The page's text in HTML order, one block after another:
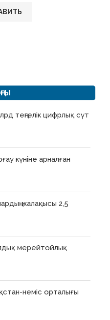
теңгелік цифрлық сүт
күніне арналған
жалақысы 2,5
мерейтойлық
неміс орталығы